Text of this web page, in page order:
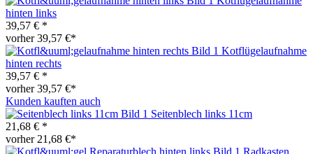
hinten links
39,57 € *
vorher 39,57 €*
Kotflügelaufnahme
hinten rechts
39,57 € *
vorher 39,57 €*
Kunden kauften auch
Seitenblech links 11cm
21,68 € *
vorher 21,68 €*